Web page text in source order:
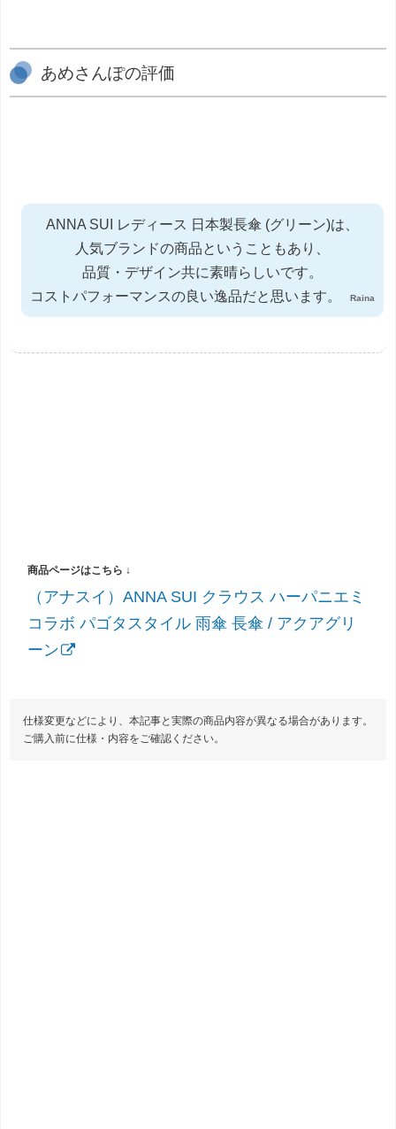
あめさんぽの評価
ANNA SUI レディース 日本製長傘 (グリーン)は、
人気ブランドの商品ということもあり、
品質・デザイン共に素晴らしいです。
コストパフォーマンスの良い逸品だと思います。
Raina
（アナスイ）ANNA SUI クラウス ハーパニエミ
コラボ パゴタスタイル 雨傘 長傘 / アクアグリ
ーン
仕様変更などにより、本記事と実際の商品内容が異なる場合があります。
ご購入前に仕様・内容をご確認ください。